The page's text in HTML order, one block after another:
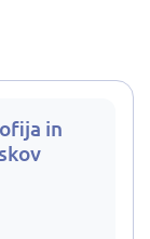
in